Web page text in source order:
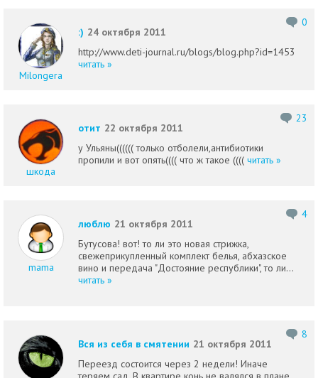
0
Milongera
:) 24 октября 2011
http://www.deti-journal.ru/blogs/blog.php?id=1453
читать »
23
шкода
отит 22 октября 2011
у Ульяны(((((( только отболели,антибиотики
пропили и вот опять(((( что ж такое (((( читать »
4
mama
люблю 21 октября 2011
Бутусова! вот! то ли это новая стрижка,
свежеприкупленный комплект белья, абхазское
вино и передача "Достояние республики", то ли...
читать »
8
Вся из себя в смятении 21 октября 2011
Переезд состоится через 2 недели! Иначе